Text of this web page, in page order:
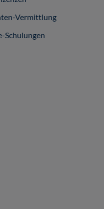
Vermittlung
Schulungen